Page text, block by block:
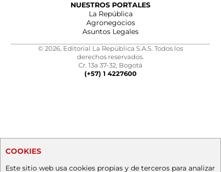
NUESTROS PORTALES
La República
Agronegocios
Asuntos Legales
© 2026, Editorial La República S.A.S. Todos los
derechos reservados.
Cr. 13a 37-32, Bogotá
(+57) 1 4227600
COOKIES
Este sitio web usa cookies propias y de terceros para analizar